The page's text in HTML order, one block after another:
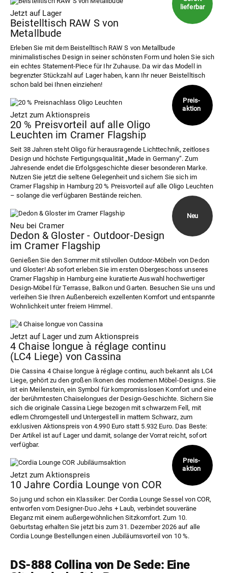
Jetzt auf Lager
Beistelltisch RAW S von
Metallbude
Erleben Sie mit dem Beistelltisch RAW S von Metallbude
minimalistisches Design in seiner schönsten Form und holen Sie sich
ein echtes Statement-Piece für Ihr Zuhause. Da wir das Modell in
begrenzter Stückzahl auf Lager haben, kann Ihr neuer Beistelltisch
schon bald bei Ihnen einziehen!
Jetzt zum Aktionspreis
20 % Preisvorteil auf alle Oligo
Leuchten im Cramer Flagship
Seit 38 Jahren steht Oligo für herausragende Lichttechnik, zeitloses
Design und höchste Fertigungsqualität „Made in Germany“. Zum
Jahresende endet die Erfolgsgeschichte dieser besonderen Marke.
Nutzen Sie jetzt die seltene Gelegenheit und sichern Sie sich im
Cramer Flagship in Hamburg 20 % Preisvorteil auf alle Oligo Leuchten
– solange die verfügbaren Bestände reichen.
Neu bei Cramer
Dedon & Gloster - Outdoor-Design
im Cramer Flagship
Genießen Sie den Sommer mit stilvollen Outdoor-Möbeln von Dedon
und Gloster! Ab sofort erleben Sie im ersten Obergeschoss unseres
Cramer Flagship in Hamburg eine kuratierte Auswahl hochwertiger
Design-Möbel für Terrasse, Balkon und Garten. Besuchen Sie uns und
verleihen Sie Ihren Außenbereich exzellenten Komfort und entspannte
Wohnlichkeit unter freiem Himmel.
Jetzt auf Lager und zum Aktionspreis
4 Chaise longue à réglage continu
(LC4 Liege) von Cassina
Die Cassina 4 Chaise longue à réglage continu, auch bekannt als LC4
Liege, gehört zu den großen Ikonen des modernen Möbel-Designs. Sie
ist ein Meilenstein, ein Symbol für kompromisslosen Komfort und eine
der berühmtesten Chaiselongues der Design-Geschichte. Sichern Sie
sich die originale Cassina Liege bezogen mit schwarzem Fell, mit
edlem Chromgestell und Untergestell in mattem Schwarz, zum
exklusiven Aktionspreis von 4.990 Euro statt 5.932 Euro. Das Beste:
Der Artikel ist auf Lager und damit, solange der Vorrat reicht, sofort
verfügbar.
Jetzt zum Aktionspreis
10 Jahre Cordia Lounge von COR
So jung und schon ein Klassiker: Der Cordia Lounge Sessel von COR,
entworfen vom Designer-Duo Jehs + Laub, verbindet souveräne
Eleganz mit einem außergewöhnlichen Sitzkomfort. Zum 10.
Geburtstag erhalten Sie jetzt bis zum 31. Dezember 2026 auf alle
Cordia Lounge Bestellungen einen Jubiläumsvorteil von 10 %.
DS-888 Collina von De Sede: Eine